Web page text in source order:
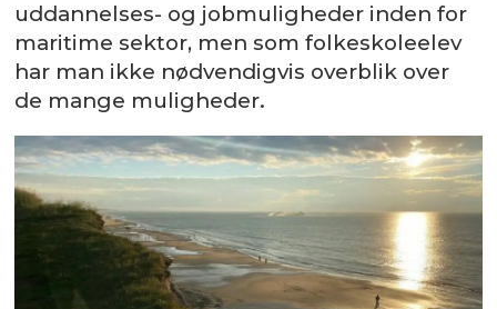
uddannelses- og jobmuligheder inden for
maritime sektor, men som folkeskoleelev
har man ikke nødvendigvis overblik over
de mange muligheder.